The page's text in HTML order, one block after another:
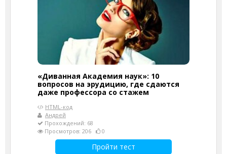
«Диванная Академия наук»: 10
вопросов на эрудицию, где сдаются
даже профессора со стажем
HTML-код
Андрей
Прохождений: 68
Просмотров: 206
0
Пройти тест